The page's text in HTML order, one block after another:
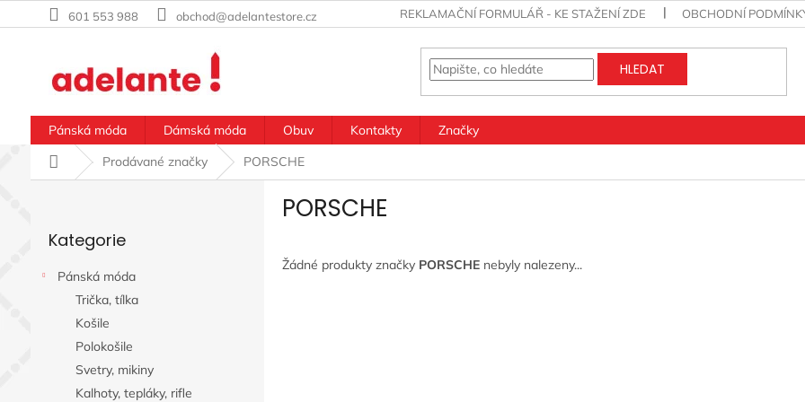
na
601 553 988 obchod@adelantestore.cz REKLAMAČNÍ FORMULÁŘ - KE STAŽENÍ ZDE OBCHODNÍ
HLEDAT
Pánská móda Dámská móda Obuv Kontakty
Značky
Domů
Prodávané značky PORSCHE
kategorie
Kategorie
Pánská móda
Trička, tílka
Košile
Polokošile
Svetry, mikiny
Kalhoty, tepláky, rifle
PORSCHE
Žádné produkty značky PORSCHEnebyly nalezeny...